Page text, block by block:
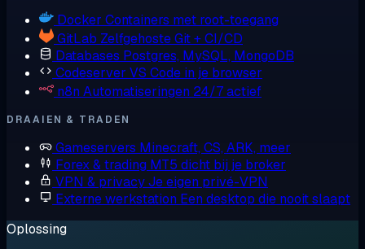
Docker Containers met root-toegang
GitLab Zelfgehoste Git + CI/CD
Databases Postgres, MySQL, MongoDB
Codeserver VS Code in je browser
n8n Automatiseringen 24/7 actief
DRAAIEN & TRADEN
Gameservers Minecraft, CS, ARK, meer
Forex & trading MT5 dicht bij je broker
VPN & privacyJe eigen privé-VPN
Externe werkstation Een desktop die nooit slaapt
Oplossing